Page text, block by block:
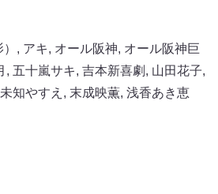
, アキ, オール阪神, オール阪神巨
, 五十嵐サキ, 吉本新喜劇 , 山田花子,
未知やすえ , 末成映薫, 浅香あき恵